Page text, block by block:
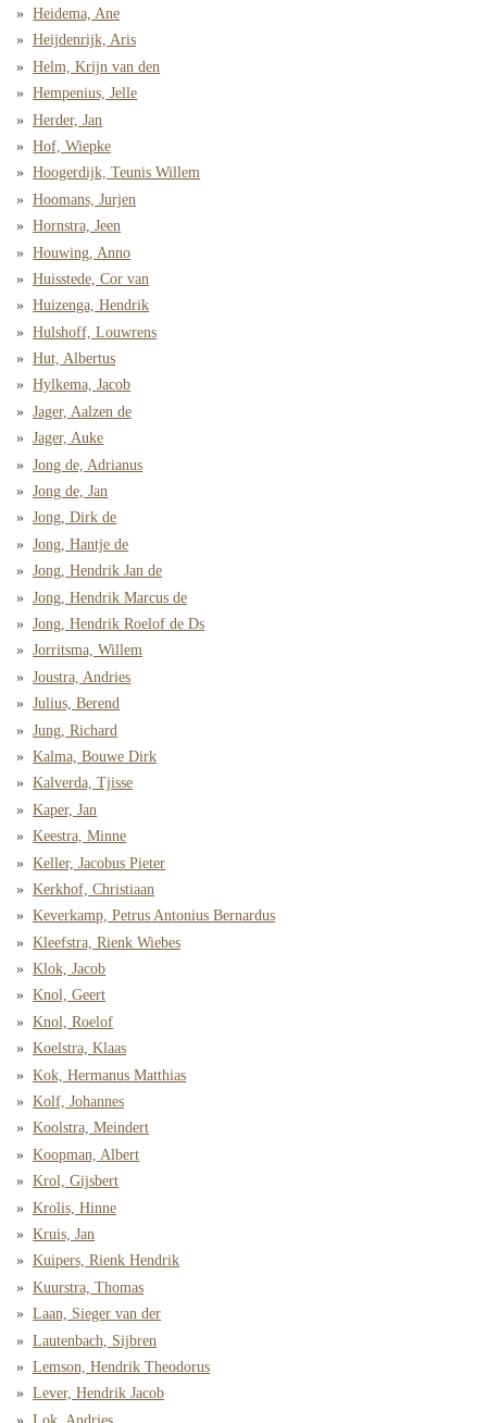
Heidema, Ane
Heijdenrijk, Aris
Helm, Krijn van den
Hempenius, Jelle
Herder, Jan
Hof, Wiepke
Hoogerdijk, Teunis Willem
Hoomans, Jurjen
Hornstra, Jeen
Houwing, Anno
Huisstede, Cor van
Huizenga, Hendrik
Hulshoff, Louwrens
Hut, Albertus
Hylkema, Jacob
Jager, Aalzen de
Jager, Auke
Jong de, Adrianus
Jong de, Jan
Jong, Dirk de
Jong, Hantje de
Jong, Hendrik Jan de
Jong, Hendrik Marcus de
Jong, Hendrik Roelof de Ds
Jorritsma, Willem
Joustra, Andries
Julius, Berend
Jung, Richard
Kalma, Bouwe Dirk
Kalverda, Tjisse
Kaper, Jan
Keestra, Minne
Keller, Jacobus Pieter
Kerkhof, Christiaan
Keverkamp, Petrus Antonius Bernardus
Kleefstra, Rienk Wiebes
Klok, Jacob
Knol, Geert
Knol, Roelof
Koelstra, Klaas
Kok, Hermanus Matthias
Kolf, Johannes
Koolstra, Meindert
Koopman, Albert
Krol, Gijsbert
Krolis, Hinne
Kruis, Jan
Kuipers, Rienk Hendrik
Kuurstra, Thomas
Laan, Sieger van der
Lautenbach, Sijbren
Lemson, Hendrik Theodorus
Lever, Hendrik Jacob